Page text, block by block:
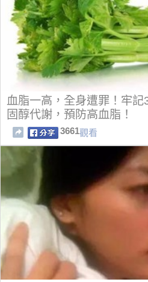
血脂一高，全身遭罪！牢
固醇代謝，預防高血脂！
3661觀看